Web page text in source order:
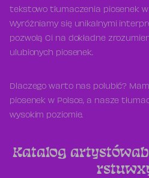
tekstowo tłumaczenia piosenek
Wyróżniamy się unikalnymi
pozwolą Ci na dokładne
ulubionych piosenek.
Dlaczego warto nas polubić?
piosenek w Polsce, a nasze
wysokim poziomie.
Katalog artystówab
rstuwx